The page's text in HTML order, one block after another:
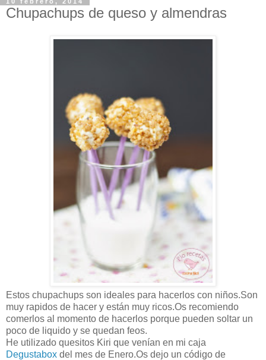
Chupachups de queso y almendras
Estos chupachups son ideales para hacerlos con niños.Son
muy rapidos de hacer y están muy ricos.Os recomiendo
comerlos al momento de hacerlos porque pueden soltar un
poco de liquido y se quedan feos.
He utilizado quesitos Kiri que venían en mi caja
Degustabox del mes de Enero.Os dejo un código de